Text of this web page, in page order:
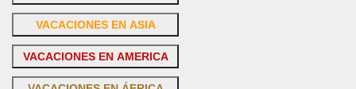
VACACIONES EN ASIA
VACACIONES EN AMERICA